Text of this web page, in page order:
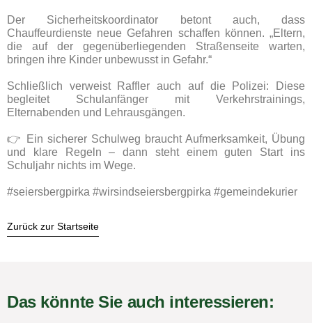
Der Sicherheitskoordinator betont auch, dass
Chauffeurdienste neue Gefahren schaffen können. „Eltern,
die auf der gegenüberliegenden Straßenseite warten,
bringen ihre Kinder unbewusst in Gefahr.“
Schließlich verweist Raffler auch auf die Polizei: Diese
begleitet Schulanfänger mit Verkehrstrainings,
Elternabenden und Lehrausgängen.
👉 Ein sicherer Schulweg braucht Aufmerksamkeit, Übung
und klare Regeln – dann steht einem guten Start ins
Schuljahr nichts im Wege.
#seiersbergpirka #wirsindseiersbergpirka #gemeindekurier
Zurück zur Startseite
Das könnte Sie auch interessieren: